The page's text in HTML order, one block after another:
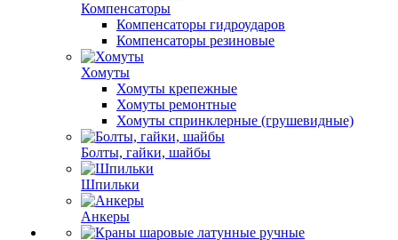
Компенсаторы
Компенсаторы гидроударов
Компенсаторы резиновые
Хомуты
Хомуты крепежные
Хомуты ремонтные
Хомуты спринклерные (грушевидные)
Болты, гайки, шайбы
Шпильки
Анкеры